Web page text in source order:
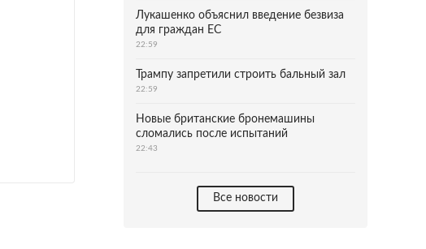
Лукашенко объяснил введение безвиза
для граждан ЕС
22:59
Трампу запретили строить бальный зал
22:59
Новые британские бронемашины
сломались после испытаний
22:43
Все новости